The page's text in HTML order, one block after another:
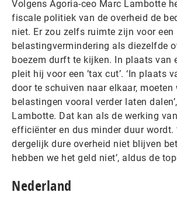
Volgens Agoria-ceo Marc Lambotte
fiscale politiek van de overheid de
niet. Er zou zelfs ruimte zijn voor een
belastingvermindering als diezelfde
boezem durft te kijken. In plaats van
pleit hij voor een ’tax cut’. ‘In plaats
door te schuiven naar elkaar, moeten
belastingen vooral verder laten
Lambotte. Dat kan als de werking
efficiënter en dus minder duur wordt.
dergelijk dure overheid niet blijven
hebben we het geld niet’, aldus de
Nederland